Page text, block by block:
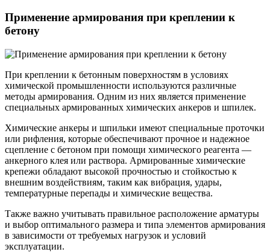
Применение армирования при креплении к
бетону
При креплении к бетонным поверхностям в условиях
химической промышленности используются различные
методы армирования. Одним из них является применение
специальных армированных химических анкеров и шпилек.
Химические анкеры и шпильки имеют специальные проточки
или рифления, которые обеспечивают прочное и надежное
сцепление с бетоном при помощи химического реагента —
анкерного клея или раствора. Армированные химические
крепежи обладают высокой прочностью и стойкостью к
внешним воздействиям, таким как вибрация, удары,
температурные перепады и химические вещества.
Также важно учитывать правильное расположение арматуры
и выбор оптимального размера и типа элементов армирования
в зависимости от требуемых нагрузок и условий
эксплуатации.